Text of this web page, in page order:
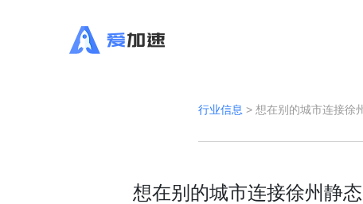
行业信息 > 想在别的城市连接徐
想在别的城市连接徐州静